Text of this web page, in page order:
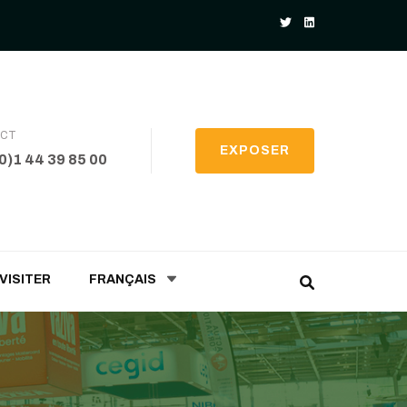
44 39 85 00
EXPOSER
VISITER FRANÇAIS